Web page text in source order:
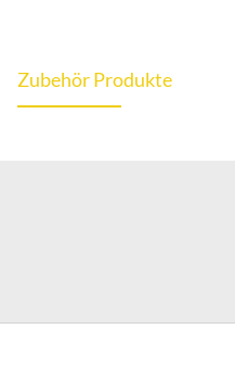
Zubehör Produkte